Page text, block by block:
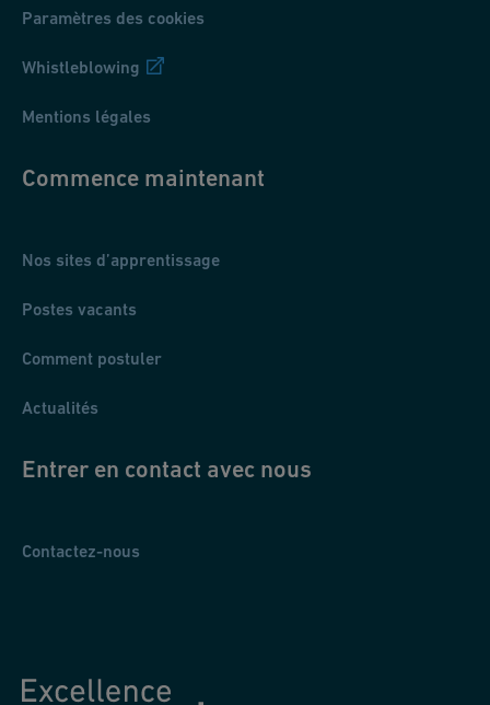
Paramètres des cookies
Whistleblowing
Mentions légales
Commence maintenant
Nos sites d’apprentissage
Postes vacants
Comment postuler
Actualités
Entrer en contact avec nous
Contactez-nous